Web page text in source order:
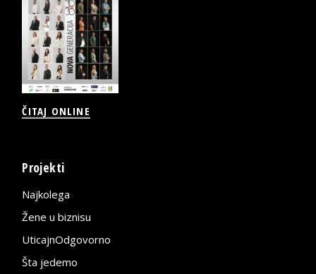
ČITAJ ONLINE
Projekti
Najkolega
Žene u biznisu
UticajnOdgovorno
Šta jedemo